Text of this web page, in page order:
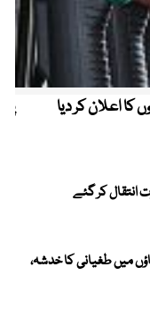
کا اعلان کر دیا
انتقال کر گئے
دریاؤں میں طغیانی کا خدشہ،